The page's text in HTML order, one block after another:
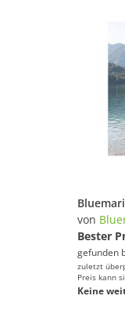
von
Bester
gefunden
zuletzt
Preis kann
Keine